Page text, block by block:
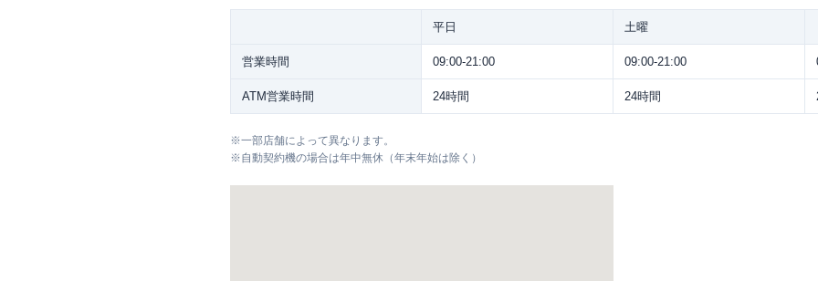
平日 土曜
営業時間 09:00-21:00 09:00-21:00
ATM営業時間 24時間 24時間
※一部店舗によって異なります。
※自動契約機の場合は年中無休（年末年始は除く）